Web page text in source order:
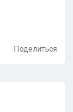
Поделиться